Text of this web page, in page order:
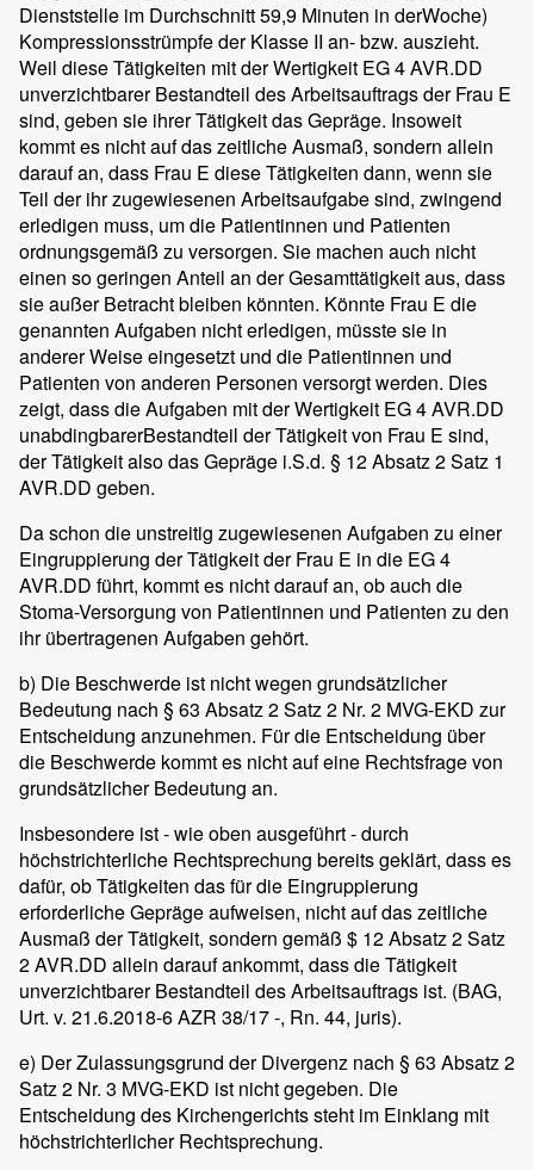
Dienststelle im Durchschnitt 59,9 Minuten in derWoche)
Kompressionsstrümpfe der Klasse II an- bzw. auszieht.
Weil diese Tätigkeiten mit der Wertigkeit EG 4 AVR.DD
unverzichtbarer Bestandteil des Arbeitsauftrags der Frau E
sind, geben sie ihrer Tätigkeit das Gepräge. Insoweit
kommt es nicht auf das zeitliche Ausmaß, sondern allein
darauf an, dass Frau E diese Tätigkeiten dann, wenn sie
Teil der ihr zugewiesenen Arbeitsaufgabe sind, zwingend
erledigen muss, um die Patientinnen und Patienten
ordnungsgemäß zu versorgen. Sie machen auch nicht
einen so geringen Anteil an der Gesamttätigkeit aus, dass
sie außer Betracht bleiben könnten. Könnte Frau E die
genannten Aufgaben nicht erledigen, müsste sie in
anderer Weise eingesetzt und die Patientinnen und
Patienten von anderen Personen versorgt werden. Dies
zeigt, dass die Aufgaben mit der Wertigkeit EG 4 AVR.DD
unabdingbarerBestandteil der Tätigkeit von Frau E sind,
der Tätigkeit also das Gepräge i.S.d. § 12 Absatz 2 Satz 1
AVR.DD geben.
Da schon die unstreitig zugewiesenen Aufgaben zu einer
Eingruppierung der Tätigkeit der Frau E in die EG 4
AVR.DD führt, kommt es nicht darauf an, ob auch die
Stoma-Versorgung von Patientinnen und Patienten zu den
ihr übertragenen Aufgaben gehört.
b) Die Beschwerde ist nicht wegen grundsätzlicher
Bedeutung nach § 63 Absatz 2 Satz 2 Nr. 2 MVG-EKD zur
Entscheidung anzunehmen. Für die Entscheidung über
die Beschwerde kommt es nicht auf eine Rechtsfrage von
grundsätzlicher Bedeutung an.
Insbesondere ist - wie oben ausgeführt - durch
höchstrichterliche Rechtsprechung bereits geklärt, dass es
dafür, ob Tätigkeiten das für die Eingruppierung
erforderliche Gepräge aufweisen, nicht auf das zeitliche
Ausmaß der Tätigkeit, sondern gemäß $ 12 Absatz 2 Satz
2 AVR.DD allein darauf ankommt, dass die Tätigkeit
unverzichtbarer Bestandteil des Arbeitsauftrags ist. (BAG,
Urt. v. 21.6.2018-6 AZR 38/17 -, Rn. 44, juris).
e) Der Zulassungsgrund der Divergenz nach § 63 Absatz 2
Satz 2 Nr. 3 MVG-EKD ist nicht gegeben. Die
Entscheidung des Kirchengerichts steht im Einklang mit
höchstrichterlicher Rechtsprechung.